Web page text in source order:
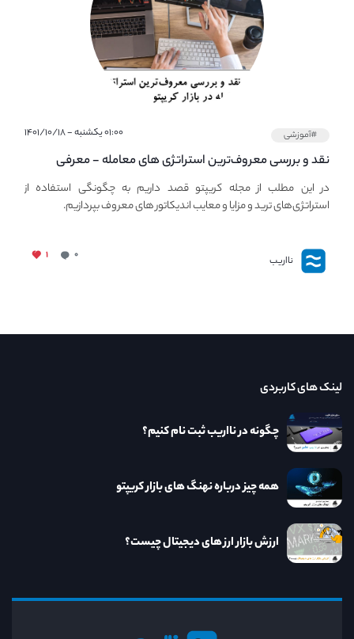
#آموزشی ۰۱:۰۰ یکشنبه - ۱۴۰۱/۱۰/۱۸
نقد و بررسی معروف‌ترین استراتژی های معامله - معرفی
استراتژی های مهم ترید در بازار کریپتو
در این مطلب از مجله کریپتو قصد داریم به چگونگی استفاده از
استراتژی‌های ترید و مزایا و معایب اندیکاتور های معروف بپردازیم.
نااریب ۰ ۱
لینک های کاربردی
چگونه در نااریب ثبت نام کنیم؟
همه چیز درباره نهنگ های بازار کریپتو
ارزش بازار ارز های دیجیتال چیست؟